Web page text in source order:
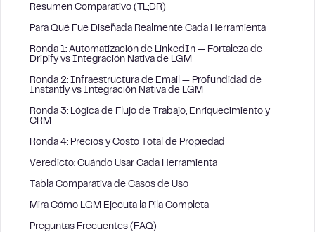
Resumen Comparativo (TL;DR)
Para Qué Fue Diseñada Realmente Cada Herramienta
Ronda 1: Automatización de LinkedIn — Fortaleza de
Dripify vs Integración Nativa de LGM
Ronda 2: Infraestructura de Email — Profundidad de
Instantly vs Integración Nativa de LGM
Ronda 3: Lógica de Flujo de Trabajo, Enriquecimiento y
CRM
Ronda 4: Precios y Costo Total de Propiedad
Veredicto: Cuándo Usar Cada Herramienta
Tabla Comparativa de Casos de Uso
Mira Cómo LGM Ejecuta la Pila Completa
Preguntas Frecuentes (FAQ)